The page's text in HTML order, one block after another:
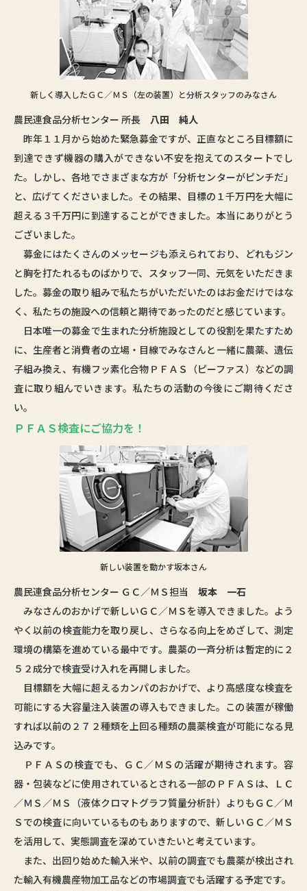
新しく導入したＧＣ／ＭＳ（左の装置）と分析スタッフのみなさん
農民連食品分析センター 所長 八田 純人
昨年１１月から始めた緊急募金ですが、正直なところ目標額に
到達できず機器の購入ができない不安を抱えてのスタートでし
た。しかし、各地でさまざまな方が「分析センターがピンチだ」
と、広げてくださいました。その結果、目標の１千万円を大幅に
超える３千万円に到達することができました。本当にありがとう
ございました。
募金にはたくさんのメッセージも添えられており、どれもジン
と胸を打たれるものばかりで、スタッフ一同、元気をいただきま
した。募金の取り組みで私たちがいただいたのはお金だけではな
く、私たちの施設への信頼と期待であったのだと感じています。
日本唯一の募金で生まれた分析施設としての役割を果たすため
に、生産者と消費者の立場・目線でみなさんと一緒に農薬、遺伝
子組み換え、有機フッ素化合物ＰＦＡＳ（ピーファス）などの調
査に取り組んでいきます。私たちの活動の今後にご期待くださ
い。
ＰＦＡＳ検査にご協力を！
新しい装置を動かす坂本さん
農民連食品分析センター ＧＣ／ＭＳ担当 坂本 一石
みなさんのおかげで新しいＧＣ／ＭＳを導入できました。よう
やく以前の検査能力を取り戻し、さらなる向上をめざして、測定
環境の構築を進めている最中です。農薬の一斉分析は暫定的に２
５２成分で検査受け入れを再開しました。
目標額を大幅に超えるカンパのおかげで、より高感度な検査を
可能にする大容量注入装置の導入もできました。この装置が稼働
すれば以前の２７２種類を上回る種類の農薬検査が可能になる見
込みです。
ＰＦＡＳの検査でも、ＧＣ／ＭＳの活躍が期待されます。容
器・包装などに使用されているとされる一部のＰＦＡＳは、ＬＣ
／ＭＳ／ＭＳ（液体クロマトグラフ質量分析計）よりもＧＣ／Ｍ
Ｓでの検査に向いているものもありますので、新しいＧＣ／ＭＳ
を活用して、実態調査を深めていきたいと考えています。
また、出回り始めた輸入米や、以前の調査でも農薬が検出され
た輸入有機農産物加工品などの市場調査でも活躍する予定です。